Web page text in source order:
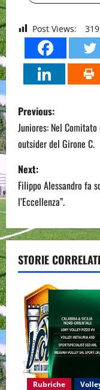
Post Views: 319
P
o
s
t
n
a
v
g
a
t
Previous:
Juniores: Nel
outsider del Girone C.
Next:
Filippo Alessandro fa
l’Eccellenza”.
STORIE
Rubriche